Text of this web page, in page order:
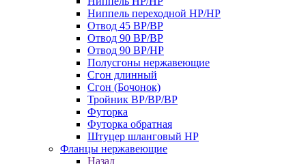
Ниппель переходной НР/НР
Отвод 45 ВР/ВР
Отвод 90 ВР/ВР
Отвод 90 ВР/НР
Полусгоны нержавеющие
Сгон длинный
Сгон (Бочонок)
Тройник ВР/ВР/ВР
Футорка
Футорка обратная
Штуцер шланговый НР
Фланцы нержавеющие
Назад